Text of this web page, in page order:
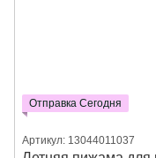
Отправка Сегодня
Артикул: 13044011037